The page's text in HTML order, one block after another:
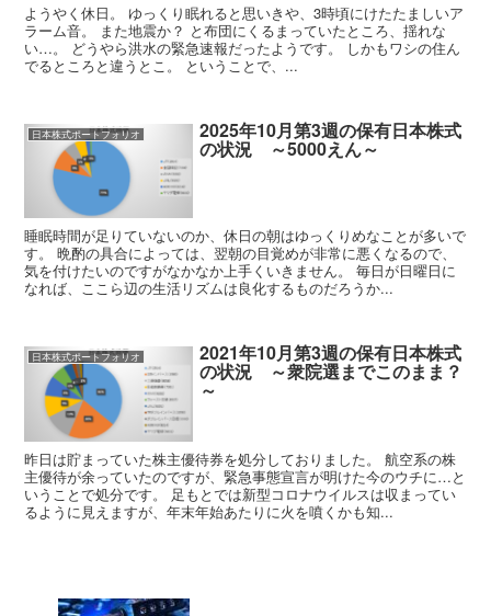
ようやく休日。 ゆっくり眠れると思いきや、3時頃にけたたましいア
ラーム音。 また地震か？ と布団にくるまっていたところ、揺れな
い…。 どうやら洪水の緊急速報だったようです。 しかもワシの住ん
でるところと違うとこ。 ということで、...
日本株式ポートフォリオ 2025年10月第3週の保有日本株式
の状況 ～5000えん～
睡眠時間が足りていないのか、休日の朝はゆっくりめなことが多いで
す。 晩酌の具合によっては、翌朝の目覚めが非常に悪くなるので、
気を付けたいのですがなかなか上手くいきません。 毎日が日曜日に
なれば、ここら辺の生活リズムは良化するものだろうか...
日本株式ポートフォリオ 2021年10月第3週の保有日本株式
の状況 ～衆院選までこのまま？
～
昨日は貯まっていた株主優待券を処分しておりました。 航空系の株
主優待が余っていたのですが、緊急事態宣言が明けた今のウチに…と
いうことで処分です。 足もとでは新型コロナウイルスは収まってい
るように見えますが、年末年始あたりに火を噴くかも知...